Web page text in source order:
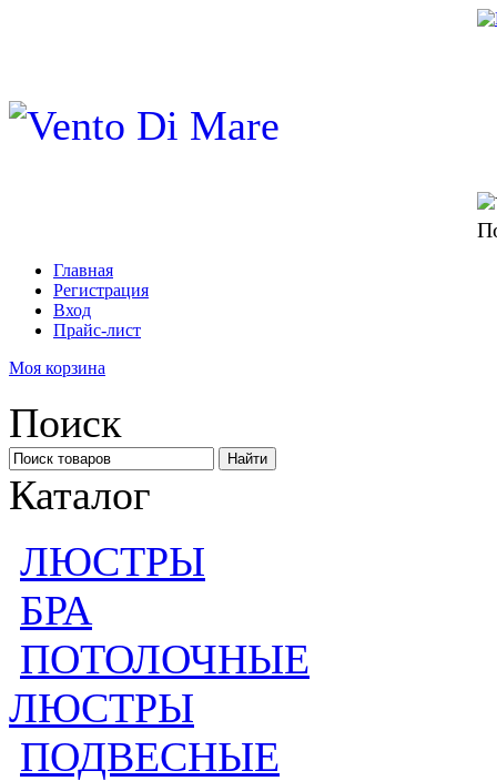
Главная
Регистрация
Вход
Прайс-лист
Моя корзина
Поиск
Каталог
ЛЮСТРЫ
БРА
ПОТОЛОЧНЫЕ
ЛЮСТРЫ
ПОДВЕСНЫЕ